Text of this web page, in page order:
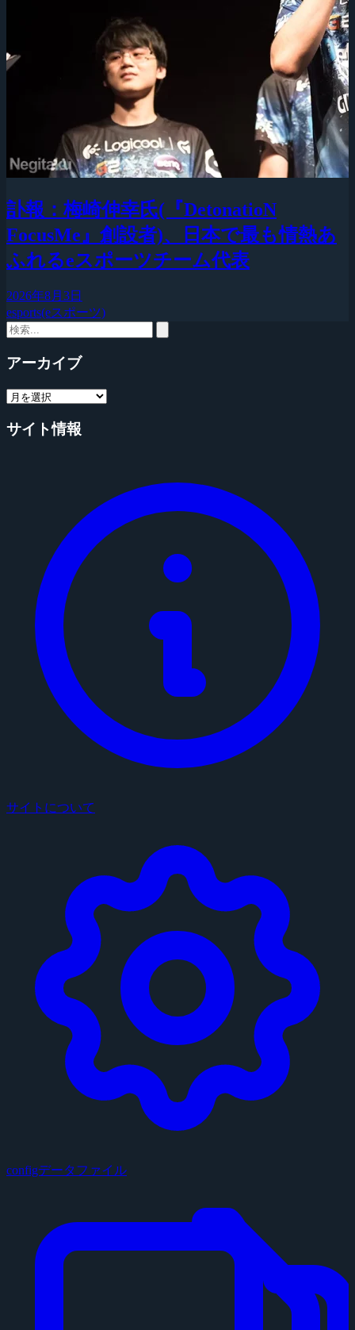
訃報：梅崎伸幸氏(『DetonatioN
FocusMe』創設者)、日本で最も情熱あ
ふれるeスポーツチーム代表
2026年8月3日
esports(eスポーツ)
アーカイブ
サイト情報
サイトについて
configデータファイル